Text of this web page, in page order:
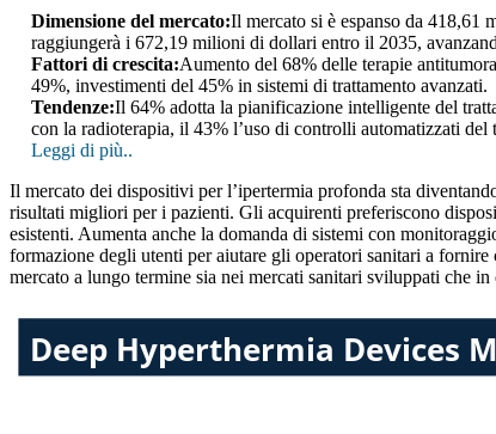
Dimensione del mercato:Il mercato si è espanso da
raggiungerà i 672,19 milioni di dollari entro il 2035,
Fattori di crescita:Aumento del 68% delle terapie
49%, investimenti del 45% in sistemi di trattamento avanzati.
Tendenze:Il 64% adotta la pianificazione intelligente del
con la radioterapia, il 43% l’uso di controlli automatizzati del
Leggi di più..
Il mercato dei dispositivi per l’ipertermia profonda sta
risultati migliori per i pazienti. Gli acquirenti preferiscono
esistenti. Aumenta anche la domanda di sistemi con
formazione degli utenti per aiutare gli operatori sanitari a
mercato a lungo termine sia nei mercati sanitari sviluppati che